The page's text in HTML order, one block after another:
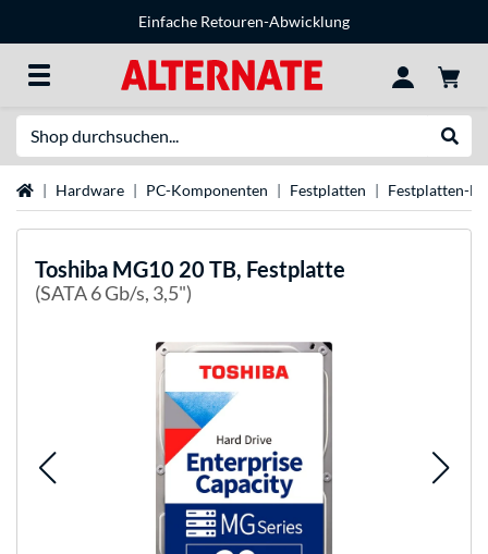
Einfache Retouren-Abwicklung
StartseiteHardware PC-Komponenten Festplatten Festplatten-
Toshiba MG10 20 TB, Festplatte
(SATA 6 Gb/s, 3,5")